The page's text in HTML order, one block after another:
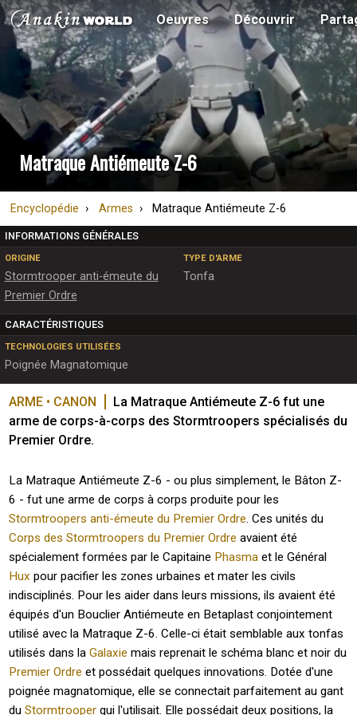
Oeuvres Découvrir
Matraque Antiémeute Z-6
Encyclopédie Armes Matraque Antiémeute Z-6
INFORMATIONS GÉNÉRALES
ORIGINE
Stormtrooper anti-émeute du
Premier Ordre
TYPE D'ARME
Tonfa
CARACTÉRISTIQUES
TECHNOLOGIES UTILISÉES
Poignée Magnatomique
ARME • CANON
La Matraque Antiémeute Z-6 fut une
arme de corps-à-corps des Stormtroopers spécialisés du
Premier Ordre.
La Matraque Antiémeute Z-6 - ou plus simplement, le Bâton Z-
6 - fut une arme de corps à corps produite pour les
Stormtroopers anti-émeute du Premier Ordre. Ces unités du
Corps des Stormtroopers du Premier Ordre avaient été
spécialement formées par le Capitaine Phasma et le Général
Hux pour pacifier les zones urbaines et mater les civils
indisciplinés. Pour les aider dans leurs missions, ils avaient été
équipés d'un Bouclier Antiémeute en Betaplast conjointement
utilisé avec la Matraque Z-6. Celle-ci était semblable aux tonfas
utilisés dans laGalaxie mais reprenait le schéma blanc et noir du
Premier Ordre et possédait quelques innovations. Dotée d'une
poignée magnatomique, elle se connectait parfaitement au gant
duStormtrooper qui l'utilisait. Elle possédait deux positions, la